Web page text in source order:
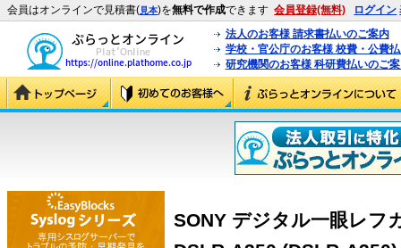
会員はオンラインで見積書(見本)を無料で作成できます 会員登録(無料) ログイン
法人のお客様 請求書払いのご案内
学校・官公庁のお客様 校費・公費
研究機関のお客様 科研費払いのご
SONY デジタル一眼レフ